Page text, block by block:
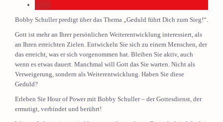
Bobby Schuller predigt über das Thema „Geduld führt Dich zum Sieg!“.
Gott ist mehr an Ihrer persönlichen Weiterentwicklung interessiert, als
an Ihren erreichten Zielen. Entwickeln Sie sich zu einem Menschen, der
das erreicht, was er sich vorgenommen hat. Bleiben Sie aktiv, auch
wenn es etwas dauert. Manchmal will Gott das Sie warten. Nicht als
Verweigerung, sondern als Weiterentwicklung. Haben Sie diese
Geduld?
Erleben Sie Hour of Power mit Bobby Schuller – der Gottesdienst, der
ermutigt, verbindet und berührt!